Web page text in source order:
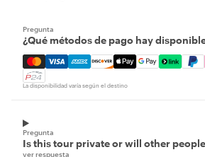
Pregunta
¿Qué métodos de pago hay
Mastercard, Visa, Amex,
La disponibilidad varía según el destino
Pregunta
Is this tour private or will other
ver respuesta